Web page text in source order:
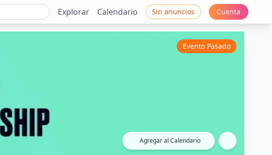
Explorar Calendario Sin anuncios Cuenta
Agregar al Calendario
Evento Pasado